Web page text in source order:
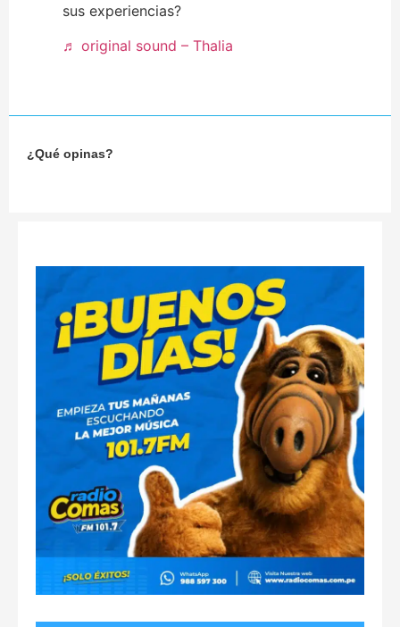
sus experiencias?
♬ original sound – Thalia
¿Qué opinas?